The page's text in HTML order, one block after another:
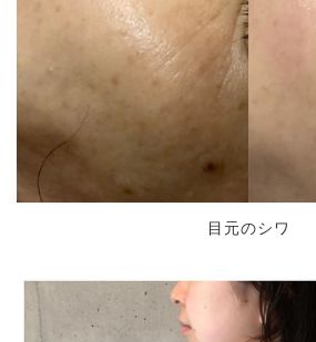
目元のシワ